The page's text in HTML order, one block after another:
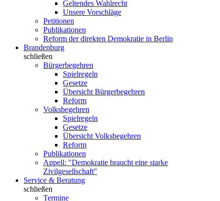
Geltendes Wahlrecht
Unsere Vorschläge
Petitionen
Publikationen
Reform der direkten Demokratie in Berlin
Brandenburg
schließen
Bürgerbegehren
Spielregeln
Gesetze
Übersicht Bürgerbegehren
Reform
Volksbegehren
Spielregeln
Gesetze
Übersicht Volksbegehren
Reform
Publikationen
Appell: "Demokratie braucht eine starke
Zivilgesellschaft"
Service & Beratung
schließen
Termine